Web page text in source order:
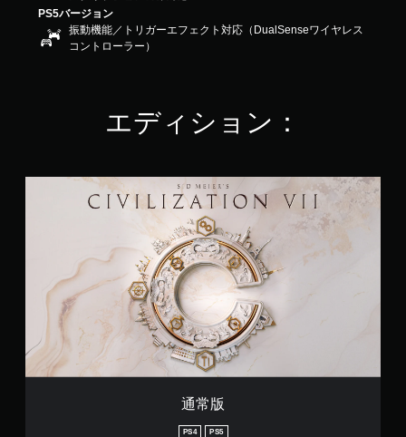
PS5バージョン
振動機能／トリガーエフェクト対応（DualSenseワイヤレス
コントローラー）
エディション：
通常版
PS4 PS5